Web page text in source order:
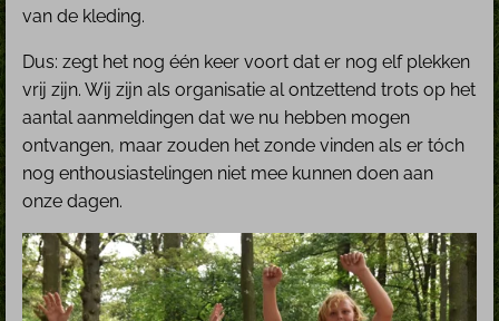
van de kleding.
Dus: zegt het nog één keer voort dat er nog elf plekken
vrij zijn. Wij zijn als organisatie al ontzettend trots op het
aantal aanmeldingen dat we nu hebben mogen
ontvangen, maar zouden het zonde vinden als er tóch
nog enthousiastelingen niet mee kunnen doen aan
onze dagen.